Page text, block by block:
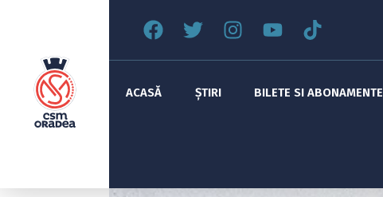
ACASĂ ȘTIRI BILETE SI ABONAMENTE